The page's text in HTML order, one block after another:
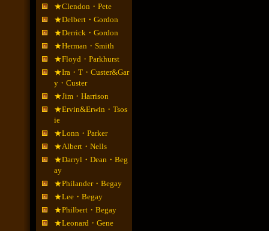
★Clendon・Pete
★Delbert・Gordon
★Derrick・Gordon
★Herman・Smith
★Floyd・Parkhurst
★Ira・T・Custer&Gar
y・Custer
★Jim・Harrison
★Ervin&Erwin・Tsos
ie
★Lonn・Parker
★Albert・Nells
★Darryl・Dean・Beg
ay
★Philander・Begay
★Lee・Begay
★Philbert・Begay
★Leonard・Gene